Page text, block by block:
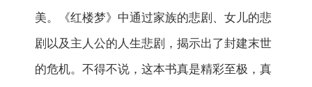
美。《红楼梦》中通过家族的悲剧、女儿的悲
剧以及主人公的人生悲剧，揭示出了封建末世
的危机。不得不说，这本书真是精彩至极，真